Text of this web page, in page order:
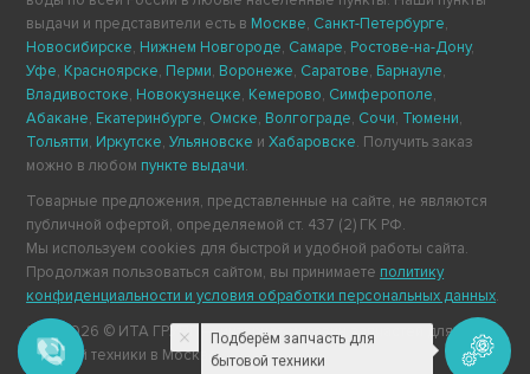
выдачи и представители есть в Москве, Санкт-Петербурге,
Новосибирске, Нижнем Новгороде, Самаре, Ростове-на-Дону,
Уфе, Красноярске, Перми, Воронеже, Саратове, Барнауле,
Владивостоке, Новокузнецке, Кемерово, Симферополе,
Абакане, Екатеринбурге, Омске, Волгограде, Сочи, Тюмени,
Тольятти, Иркутске,Ульяновске иХабаровске. Получить заказ
можно в любом пункте выдачи.
Товарные предложения, представленные на сайте, не являются
публичной офертой, определяемой ст. 437 (2) ГК РФ.
Мы используем cookies для быстрой и удобной работы сайта.
Продолжая пользоваться сайтом, вы принимаете политику
конфиденциальности и условия обработки персональных данных.
2011-2026 © ИТА ГРУПП — интернет-магазин запчастей для
бытовой техники в Москве.
Подберём запчасть для
бытовой техники